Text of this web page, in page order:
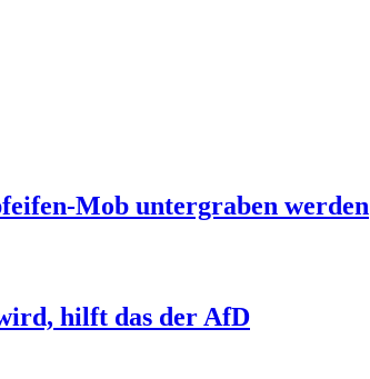
Mob untergraben werden
hilft das der AfD